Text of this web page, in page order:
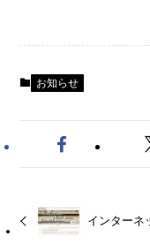
お知らせ
インターネ